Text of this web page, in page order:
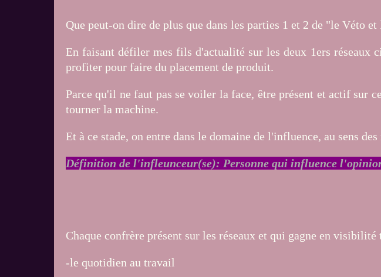
Que peut-on dire de plus que dans les parties 1 et 2 de "le Véto
En faisant défiler mes fils d'actualité sur les deux 1ers réseaux
profiter pour faire du placement de produit.
Parce qu'il ne faut pas se voiler la face, être présent et actif sur
tourner la machine.
Et à ce stade, on entre dans le domaine de l'influence, au sens des
Définition de l'infleunceur(se): Personne qui influence
Chaque confrère présent sur les réseaux et qui gagne en
-le quotidien au travail